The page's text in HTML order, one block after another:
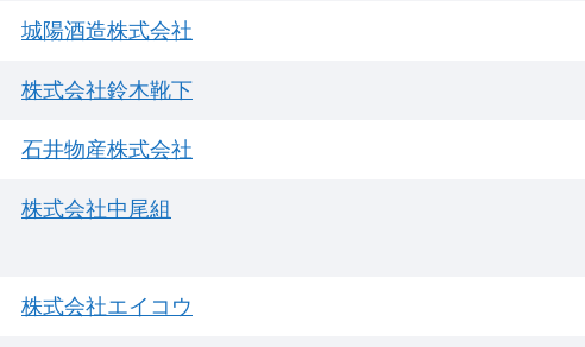
城陽酒造株式会社
株式会社鈴木靴下
石井物産株式会社
株式会社中尾組
株式会社エイコウ